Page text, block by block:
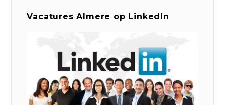
Vacatures Almere op LinkedIn